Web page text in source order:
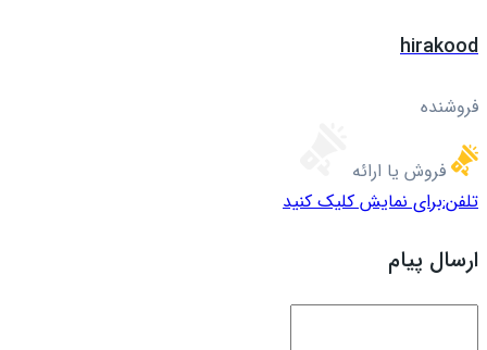
hirakood
فروشنده
فروش یا ارائه
تلفن:برای نمایش کلیک کنید
ارسال پیام